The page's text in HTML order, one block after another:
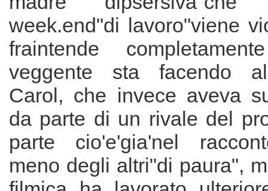
week.end"di lavoro"viene
fraintende
veggente sta facendo
Carol, che invece aveva
da parte di un rivale del
parte cio'e'gia'nel
meno degli altri"di paura",